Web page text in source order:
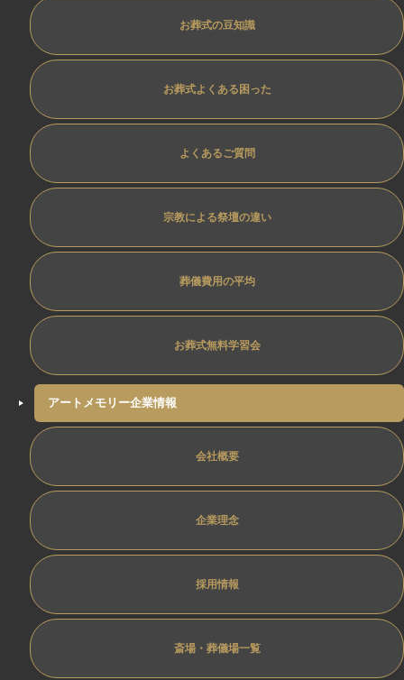
お葬式の豆知識
お葬式よくある困った
よくあるご質問
宗教による祭壇の違い
葬儀費用の平均
お葬式無料学習会
アートメモリー企業情報
会社概要
企業理念
採用情報
斎場・葬儀場一覧